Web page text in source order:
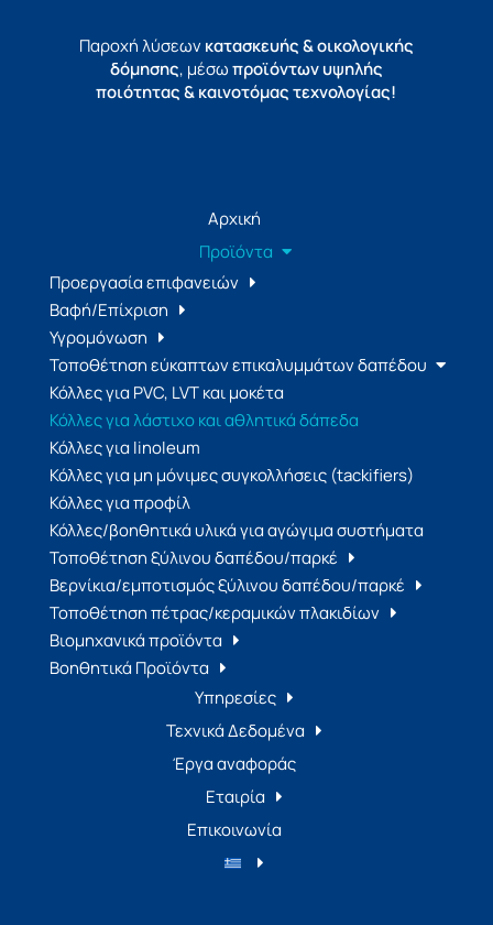
Παροχή λύσεωνκατασκευής & οικολογικής
δόμησης, μέσωπροϊόντων υψηλής
ποιότητας & καινοτόμας τεχνολογίας!
Αρχική
Προϊόντα
Προεργασία επιφανειών
Βαφή/Επίχριση
Υγρομόνωση
Τοποθέτηση εύκαπτων επικαλυμμάτων δαπέδου
Κόλλες για PVC, LVT και μοκέτα
Κόλλες για λάστιχο και αθλητικά δάπεδα
Κόλλες για linoleum
Κόλλες για μη μόνιμες συγκολλήσεις (tackifiers)
Κόλλες για προφίλ
Κόλλες/βοηθητικά υλικά για αγώγιμα συστήματα
Τοποθέτηση ξύλινου δαπέδου/παρκέ
Βερνίκια/εμποτισμός ξύλινου δαπέδου/παρκέ
Τοποθέτηση πέτρας/κεραμικών πλακιδίων
Βιομηχανικά προϊόντα
Βοηθητικά Προϊόντα
Υπηρεσίες
Τεχνικά Δεδομένα
Έργα αναφοράς
Εταιρία
Επικοινωνία